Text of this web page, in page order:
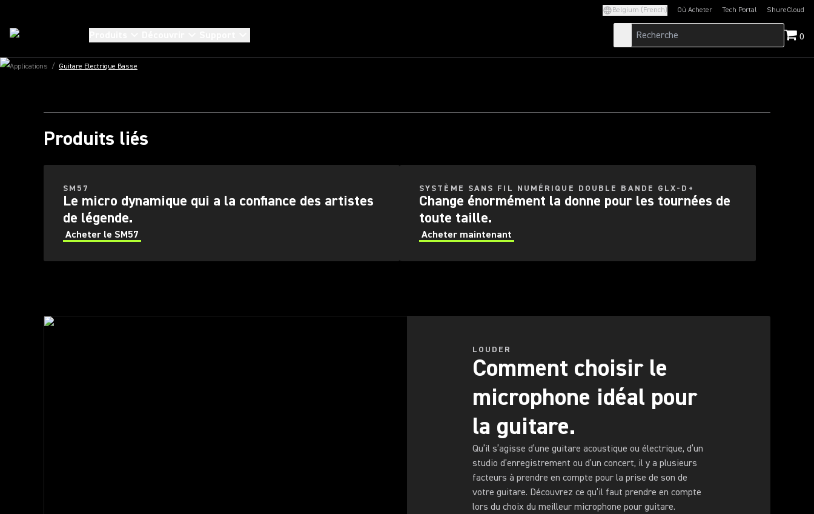
Belgium (French) Où Acheter Tech Portal
(Opens in a new tab)ShureCloud
(Opens in a new
0
Applications / Guitare Electrique Basse
AU-DELÀ DU MANCHE DE VOTRE
Produits liés
SM57
Le micro dynamique qui a la confiance des artistes
de légende.
Acheter le SM57
SYSTÈME SANS FIL NUMÉRIQUE DOUBLE BANDE GLX-D+
Change énormément la donne pour les tournées de
toute taille.
Acheter maintenant
LOUDER
Comment choisir le
microphone idéal pour
la guitare.
Qu’il s’agisse d’une guitare acoustique ou électrique, d’un
studio d’enregistrement ou d’un concert, il y a plusieurs
facteurs à prendre en compte pour la prise de son de
votre guitare. Découvrez ce qu’il faut prendre en compte
lors du choix du meilleur microphone pour guitare.